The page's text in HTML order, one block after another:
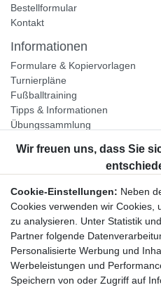
Bestellformular
Kontakt
Informationen
Formulare & Kopiervorlagen
Turnierpläne
Fußballtraining
Tipps & Informationen
Übungssammlung
Unternehmen
Widerrufsrecht
Bestellung widerrufen
Datenschutzerklärung
AGB
Impressum
Cookie-Einstellungen: Neben
Cookies verwenden wir Cookies,
zu analysieren. Unter Statistik
Partner folgende
Personalisierte Werbung und
Werbeleistungen und
Speichern von oder Zugriff auf